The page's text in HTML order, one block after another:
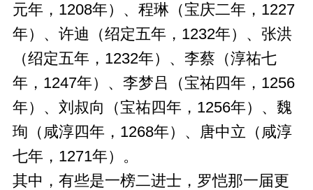
元年，1208年）、程琳（宝庆二年，1227
年）、许迪（绍定五年，1232年）、张洪
（绍定五年，1232年）、李蔡（淳祐七
年，1247年）、李梦吕（宝祐四年，1256
年）、刘叔向（宝祐四年，1256年）、魏
珣（咸淳四年，1268年）、唐中立（咸淳
七年，1271年）。
其中，有些是一榜二进士，罗恺那一届更